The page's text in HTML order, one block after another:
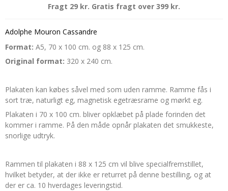
Fragt 29 kr. Gratis fragt over 399 kr.
Adolphe Mouron Cassandre
Format: A5, 70 x 100 cm. og 88 x 125 cm.
Original format: 320 x 240 cm.
Plakaten kan købes såvel med som uden ramme. Ramme fås i
sort træ, naturligt eg, magnetisk egetræsrame og mørkt eg.
Plakaten i 70 x 100 cm. bliver opklæbet på plade forinden det
kommer i ramme. På den måde opnår plakaten det smukkeste,
snorlige udtryk.
Rammen til plakaten i 88 x 125 cm vil blive specialfremstillet,
hvilket betyder, at der ikke er returret på denne bestilling, og at
der er ca. 10 hverdages leveringstid.